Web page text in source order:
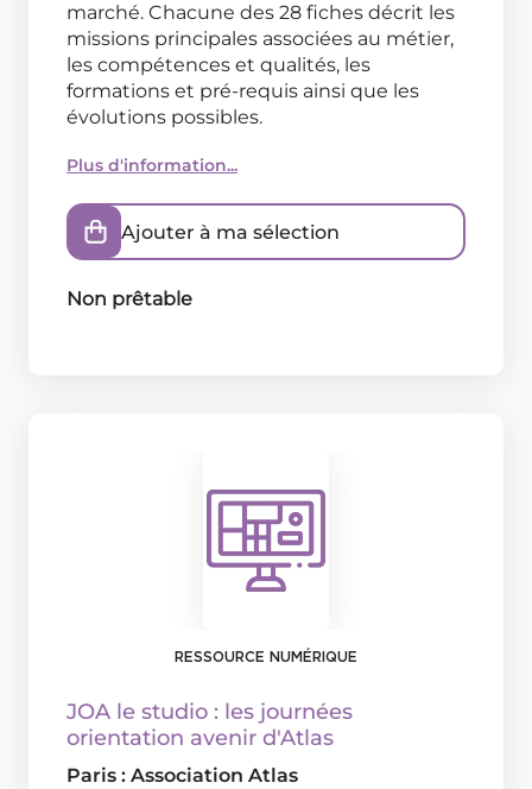
marché. Chacune des 28 fiches décrit les
missions principales associées au métier,
les compétences et qualités, les
formations et pré-requis ainsi que les
évolutions possibles.
Plus d'information...
Ajouter à ma sélection
Non prêtable
RESSOURCE NUMÉRIQUE
JOA le studio : les journées
orientation avenir d'Atlas
Paris : Association Atlas